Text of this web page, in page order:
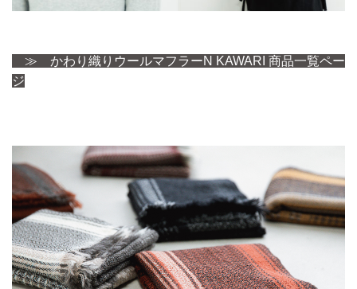
≫ かわり織りウールマフラーN KAWARI 商品一覧ペー
ジ